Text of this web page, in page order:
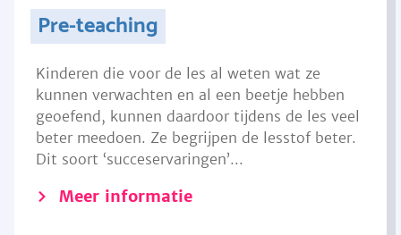
Pre-teaching
Kinderen die voor de les al weten wat ze
kunnen verwachten en al een beetje hebben
geoefend, kunnen daardoor tijdens de les veel
beter meedoen. Ze begrijpen de lesstof beter.
Dit soort ‘succeservaringen’...
Meer informatie